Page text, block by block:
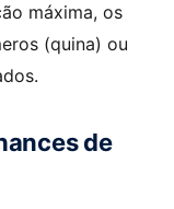
máxima, os
(quina) ou
de